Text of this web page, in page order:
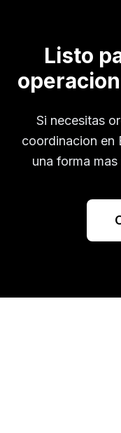
Listo
Si necesitas
coordinacion en
una forma